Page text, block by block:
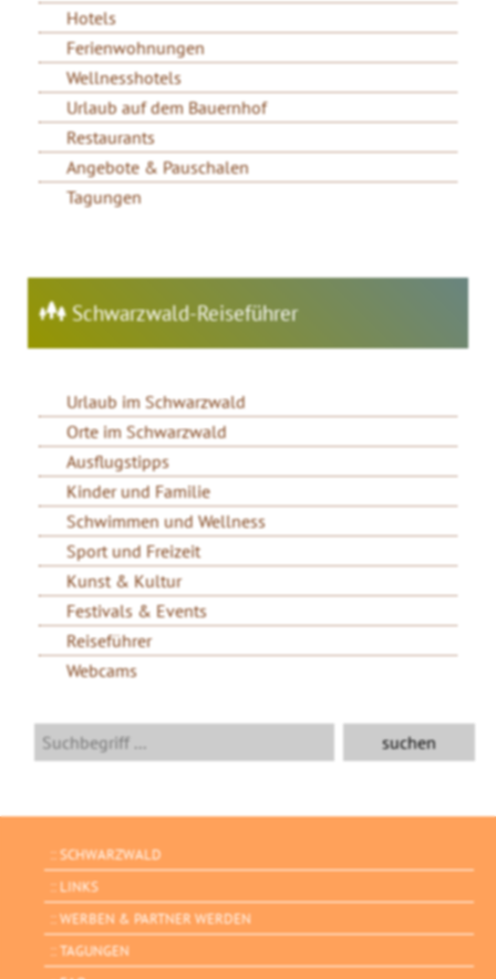
Hotels
Ferienwohnungen
Wellnesshotels
Urlaub auf dem Bauernhof
Restaurants
Angebote & Pauschalen
Tagungen
Schwarzwald-Reiseführer
Urlaub im Schwarzwald
Orte im Schwarzwald
Ausflugstipps
Kinder und Familie
Schwimmen und Wellness
Sport und Freizeit
Kunst & Kultur
Festivals & Events
Reiseführer
Webcams
SCHWARZWALD
LINKS
WERBEN & PARTNER WERDEN
TAGUNGEN